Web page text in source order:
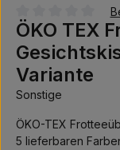
Durchschnittliche
ÖKO TEX
Variante
Sonstige
ÖKO-TEX
5 lieferbaren